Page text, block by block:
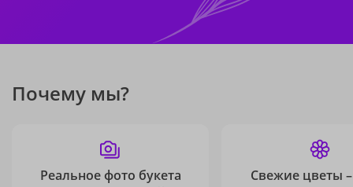
Почему мы?
Реальное фото букета
Свежие цветы